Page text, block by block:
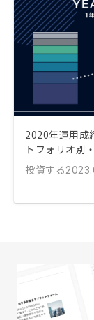
2020年運用成
トフォリオ別
投資する